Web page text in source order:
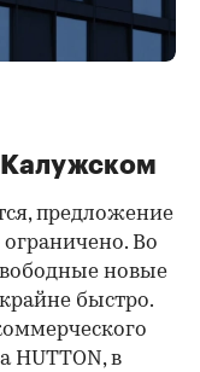
Калужском
предложение
Во
новые
быстро.
HUTTON, в